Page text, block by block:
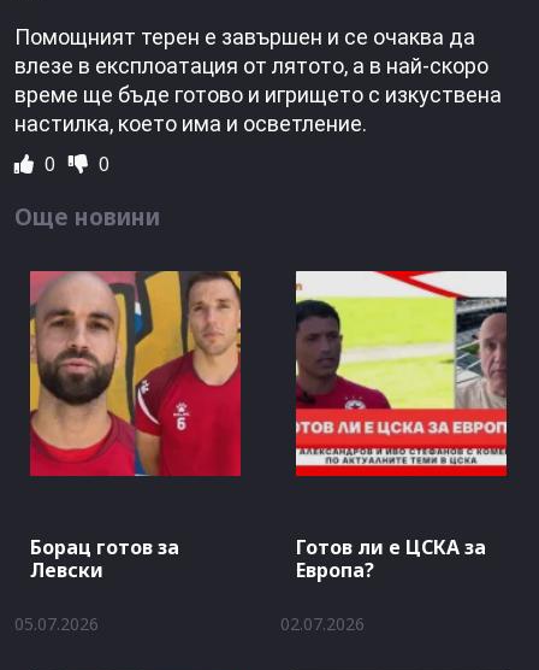
Помощният терен е завършен и се очаква да
влезе в експлоатация от лятото, а в най-скоро
време ще бъде готово и игрището с изкуствена
настилка, което има и осветление.
0 0
Още новини
Борац готов за
Левски
05.07.2026
Готов ли е ЦСКА за
Европа?
02.07.2026